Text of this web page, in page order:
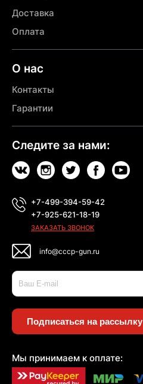
Доставка
Оплата
О нас
Контакты
Гарантии
Следите за нами:
+7-499-394-59-42
+7-925-621-18-19
ЗАКАЗАТЬ ЗВОНОК
info@cccp-gun.ru
Подписаться на рассылку
Мы принимаем к оплате: